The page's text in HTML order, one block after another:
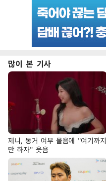
많이 본 기사
제니, 동거 여부 물음에 "여기까지
만 하자" 웃음